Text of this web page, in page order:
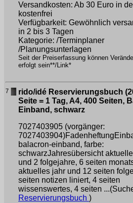
Versandkosten: Ab 30 Euro in
kostenfrei
Verfügbarkeit: Gewöhnlich
in 2 bis 3 Tagen
Kategorie: /Terminplaner
/Planungsunterlagen
Seit der Preiserfassung können
erfolgt sein**/Link*
7
rido/idé Reservierungsbuch
Seite = 1 Tag, A4, 400 Seiten,
Einband, schwarz
7027403905 (vorgänger:
balacron-einband, farbe:
schwarzJahresübersicht
und 2 folgejahre, 6 seiten
aktuelles jahr und 12 seiten
seiten notizen liniert, 4 seiten
wissenswertes, 4 seiten
Reservierungsbuch )